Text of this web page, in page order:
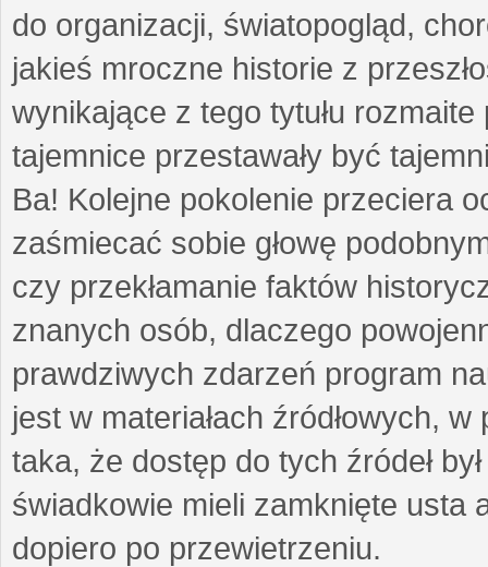
do organizacji, światopogląd,
jakieś mroczne historie z
wynikające z tego tytułu
tajemnice przestawały być
Ba! Kolejne pokolenie przeciera
zaśmiecać sobie głowę
czy przekłamanie faktów
znanych osób, dlaczego
prawdziwych zdarzeń program
jest w materiałach źródłowych,
taka, że dostęp do tych źródeł
świadkowie mieli zamknięte usta
dopiero po przewietrzeniu.